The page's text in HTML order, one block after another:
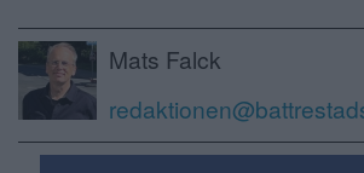
Mats Falck